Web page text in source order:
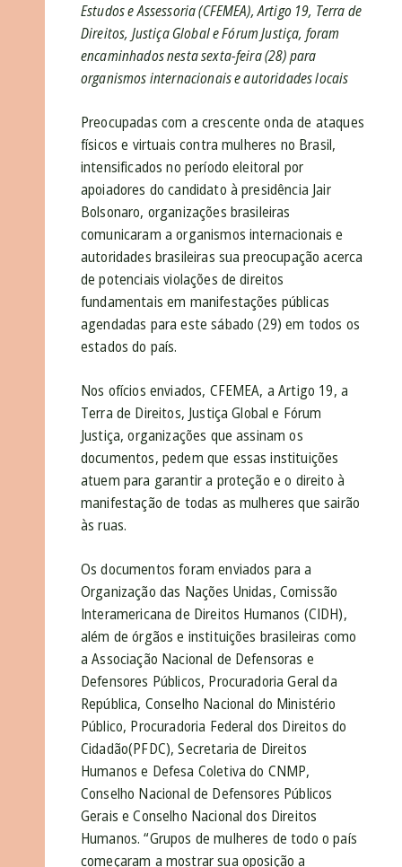
Estudos e Assessoria (CFEMEA), Artigo 19, Terra de
Direitos, Justiça Global e Fórum Justiça, foram
encaminhados nesta sexta-feira (28) para
organismos internacionais e autoridades locais
Preocupadas com a crescente onda de ataques
físicos e virtuais contra mulheres no Brasil,
intensificados no período eleitoral por
apoiadores do candidato à presidência Jair
Bolsonaro, organizações brasileiras
comunicaram a organismos internacionais e
autoridades brasileiras sua preocupação acerca
de potenciais violações de direitos
fundamentais em manifestações públicas
agendadas para este sábado (29) em todos os
estados do país.
Nos ofícios enviados, CFEMEA, a Artigo 19, a
Terra de Direitos, Justiça Global e Fórum
Justiça, organizações que assinam os
documentos, pedem que essas instituições
atuem para garantir a proteção e o direito à
manifestação de todas as mulheres que sairão
às ruas.
Os documentos foram enviados para a
Organização das Nações Unidas, Comissão
Interamericana de Direitos Humanos (CIDH),
além de órgãos e instituições brasileiras como
a Associação Nacional de Defensoras e
Defensores Públicos, Procuradoria Geral da
República, Conselho Nacional do Ministério
Público, Procuradoria Federal dos Direitos do
Cidadão(PFDC), Secretaria de Direitos
Humanos e Defesa Coletiva do CNMP,
Conselho Nacional de Defensores Públicos
Gerais e Conselho Nacional dos Direitos
Humanos. “Grupos de mulheres de todo o país
começaram a mostrar sua oposição a